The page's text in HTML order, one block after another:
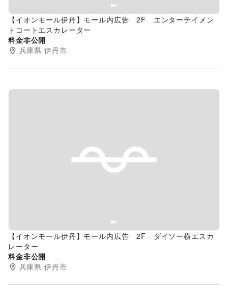
【イオンモール伊丹】モール内広告 2F エンターテイメン
トコートエスカレーター
料金非公開
兵庫県 伊丹市
Previous slide
【イオンモール伊丹】モール内広告 2F ダイソー横エスカ
レーター
料金非公開
兵庫県 伊丹市